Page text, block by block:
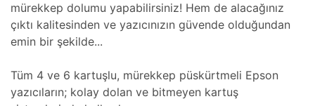
mürekkep dolumu yapabilirsiniz! Hem de alacağınız
çıktı kalitesinden ve yazıcınızın güvende olduğundan
emin bir şekilde...
Tüm 4 ve 6 kartuşlu, mürekkep püskürtmeli Epson
yazıcıların; kolay dolan ve bitmeyen kartuş